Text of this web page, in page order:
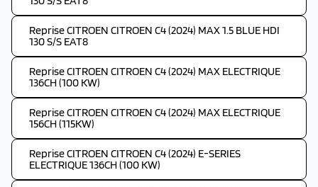
Reprise CITROEN CITROEN C4 (2024) MAX 1.5 BLUE HDI
130 S/S EAT8
Reprise CITROEN CITROEN C4 (2024) MAX ELECTRIQUE
136CH (100 KW)
Reprise CITROEN CITROEN C4 (2024) MAX ELECTRIQUE
156CH (115KW)
Reprise CITROEN CITROEN C4 (2024) E-SERIES
ELECTRIQUE 136CH (100 KW)